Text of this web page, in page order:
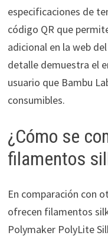
especificaciones de
código QR que
adicional en la web
detalle demuestra el
usuario que Bambu
consumibles.
¿Cómo se
filamentos
En comparación con
ofrecen filamentos
Polymaker PolyLite